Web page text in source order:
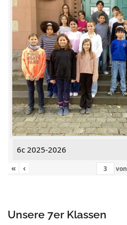
6c 2025-2026
«
‹ von
Unsere 7er Klassen